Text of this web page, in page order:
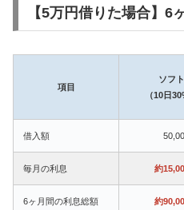
【5万円借りた場合】6
項目
ソフ
（10日
借入額
毎月の利息 約
6ヶ月間の利息総額 約